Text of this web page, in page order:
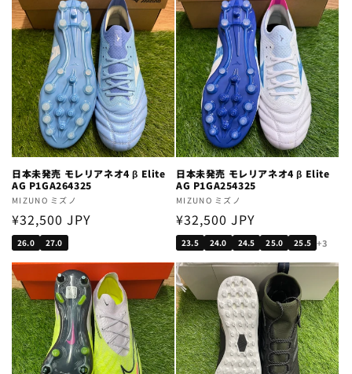
日本未発売 モレリアネオ4 β Elite
AG P1GA264325
Vendor:
MIZUNO ミズノ
Regular
price
¥32,500 JPY
26.0 27.0
日本未発売 モレリアネオ4 β Elite
AG P1GA254325
Vendor:
MIZUNO ミズノ
Regular
price
¥32,500 JPY
23.5 24.0 24.5 25.0 25.5 +3